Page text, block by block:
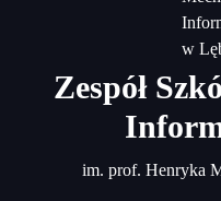
Zespół
im. prof. Henryka